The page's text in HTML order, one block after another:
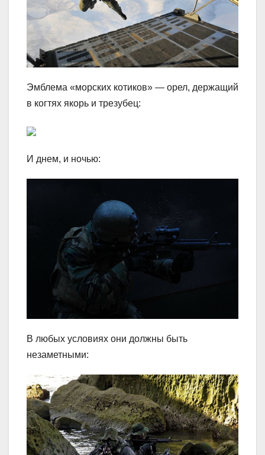
Эмблема «морских котиков» — орел, держащий
в когтях якорь и трезубец:
И днем, и ночью:
В любых условиях они должны быть
незаметными: